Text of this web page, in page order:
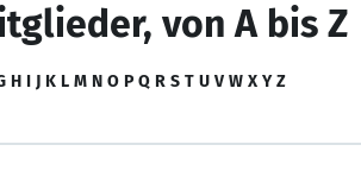
von A bis Z
H I J K L M N O P Q R S T U V W X Y Z